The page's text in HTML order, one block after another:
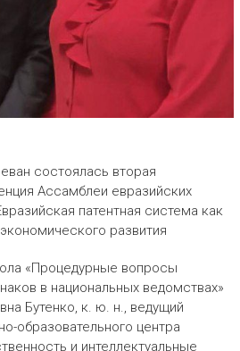
состоялась вторая
Ассамблеи евразийских
патентная система как
развития
«Процедурные вопросы
в национальных ведомствах»
Бутенко, к. ю. н., ведущий
образовательного центра
и интеллектуальные